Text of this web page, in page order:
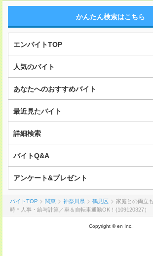
かんたん検索はこちら
エンバイトTOP
人気のバイト
あなたへのおすすめバイト
最近見たバイト
詳細検索
バイトQ&A
アンケート&プレゼント
バイトTOP 関東 神奈川県 鶴見区
家庭との両立
時＊人事・給与計算／車＆自転車通勤OK！(109120327）
Copyright © en Inc.